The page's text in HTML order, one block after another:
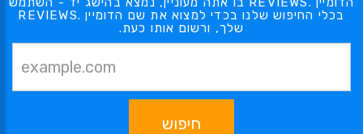
בכלי החיפוש שלנו בכדי למצוא את שם הדומיין .REVIEWS
שלך, ורשום אותו כעת.
חיפוש